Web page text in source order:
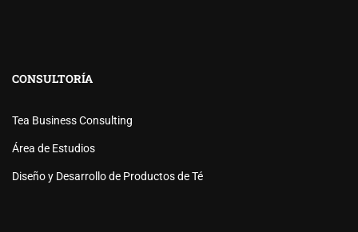
CONSULTORÍA
Tea Business Consulting
Área de Estudios
Diseño y Desarrollo de Productos de Té